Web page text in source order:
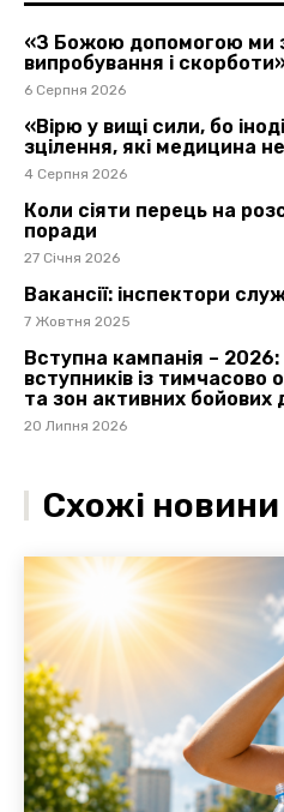
«З Божою допомогою ми
випробування і
6 Серпня 2026
«Вірю у вищі сили, бо
зцілення, які медицина
4 Серпня 2026
Коли сіяти перець на
поради
27 Січня 2026
Вакансії: інспектори
7 Жовтня 2025
Вступна кампанія –
вступників із тимчасово
та зон активних бойових
20 Липня 2026
Схожі новини